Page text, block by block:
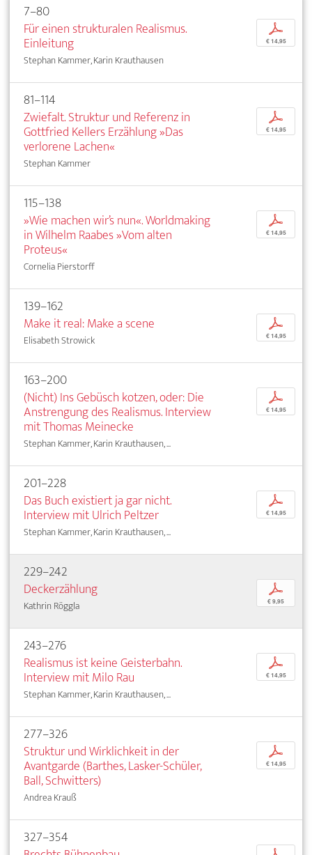
7–80
Für einen strukturalen Realismus.
Einleitung
Stephan Kammer, Karin Krauthausen
p
€ 14,95
81–114
Zwiefalt. Struktur und Referenz in
Gottfried Kellers Erzählung »Das
verlorene Lachen«
Stephan Kammer
p
€ 14,95
115–138
»Wie machen wir’s nun«. Worldmaking
in Wilhelm Raabes »Vom alten
Proteus«
Cornelia Pierstorff
p
€ 14,95
139–162
Make it real: Make a scene
Elisabeth Strowick
p
€ 14,95
163–200
(Nicht) Ins Gebüsch kotzen, oder: Die
Anstrengung des Realismus. Interview
mit Thomas Meinecke
Stephan Kammer, Karin Krauthausen, ...
p
€ 14,95
201–228
Das Buch existiert ja gar nicht.
Interview mit Ulrich Peltzer
Stephan Kammer, Karin Krauthausen, ...
p
€ 14,95
229–242
Deckerzählung
Kathrin Röggla
p
€ 9,95
243–276
Realismus ist keine Geisterbahn.
Interview mit Milo Rau
Stephan Kammer, Karin Krauthausen, ...
p
€ 14,95
277–326
Struktur und Wirklichkeit in der
Avantgarde (Barthes, Lasker-Schüler,
Ball, Schwitters)
Andrea Krauß
p
€ 14,95
327–354